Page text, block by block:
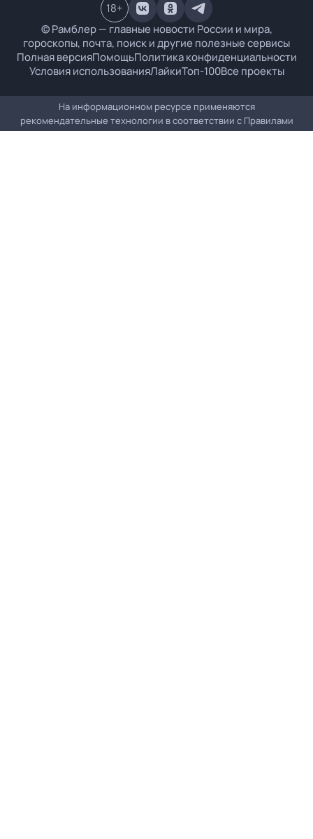
© Рамблер — главные новости России и мира,
гороскопы, почта, поиск и другие полезные сервисы
Полная версияПомощьПолитика конфиденциальности
Условия использованияЛайкиТоп-100Все проекты
18+
На информационном ресурсе применяются
рекомендательные технологии в соответствии с Правилами